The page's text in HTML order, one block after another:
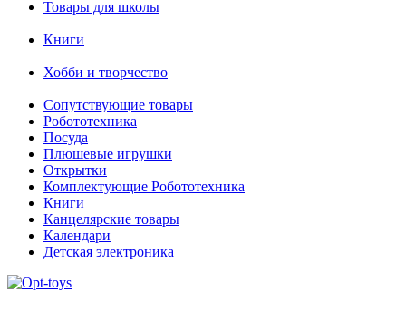
Товары для школы
Книги
Хобби и творчество
Сопутствующие товары
Робототехника
Посуда
Плюшевые игрушки
Открытки
Комплектующие Робототехника
Книги
Канцелярские товары
Календари
Детская электроника